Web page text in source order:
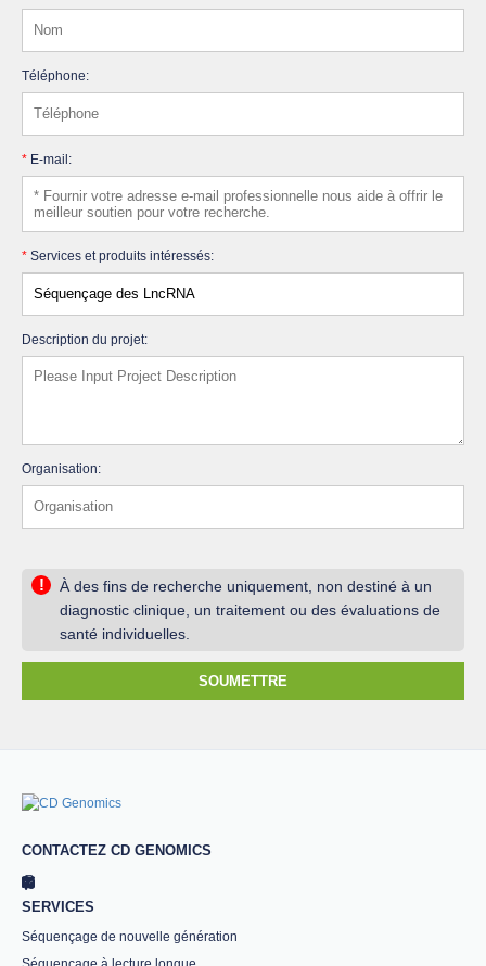
Téléphone:
* E-mail:
* Services et produits intéressés:
Description du projet:
Organisation:
!
À des fins de recherche uniquement, non destiné à un
diagnostic clinique, un traitement ou des évaluations de
santé individuelles.
SOUMETTRE
CONTACTEZ CD GENOMICS
SERVICES
Séquençage de nouvelle génération